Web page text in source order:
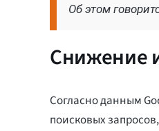
Об этом
Снижение
Согласно данным
поисковых